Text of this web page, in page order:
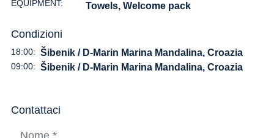
EQUIPMENT:
Towels, Welcome pack
Condizioni
18:00: Šibenik / D-Marin Marina Mandalina, Croazia
09:00: Šibenik / D-Marin Marina Mandalina, Croazia
Contattaci